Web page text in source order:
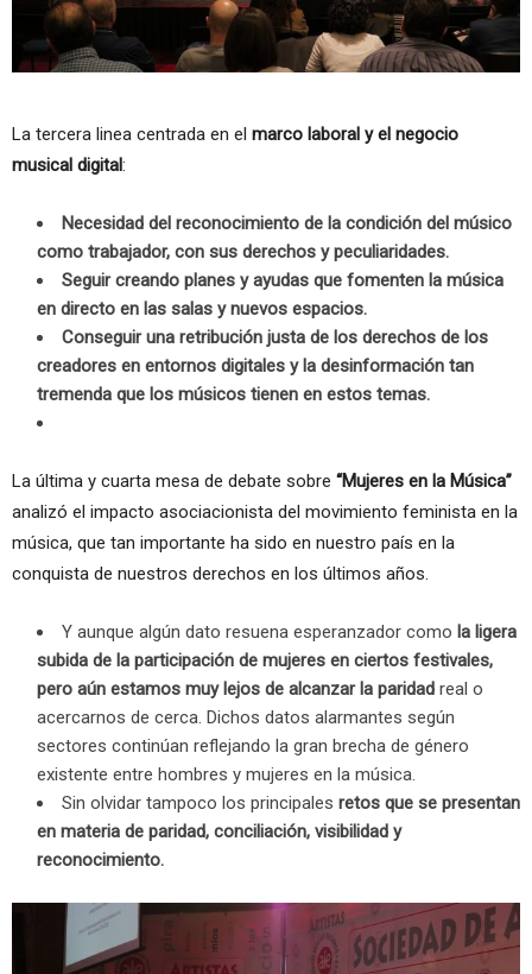
La tercera linea centrada en el marco laboral y el negocio
musical digital:
Necesidad del reconocimiento de la condición del músico
como trabajador, con sus derechos y peculiaridades.
Seguir creando planes y ayudas que fomenten la música
en directo en las salas y nuevos espacios.
Conseguir una retribución justa de los derechos de los
creadores en entornos digitales y la desinformación tan
tremenda que los músicos tienen en estos temas.
La última y cuarta mesa de debate sobre “Mujeres en la Música”
analizó el impacto asociacionista del movimiento feminista en la
música, que tan importante ha sido en nuestro país en la
conquista de nuestros derechos en los últimos años.
Y aunque algún dato resuena esperanzador como la ligera
subida de la participación de mujeres en ciertos festivales,
pero aún estamos muy lejos de alcanzar la paridad real o
acercarnos de cerca. Dichos datos alarmantes según
sectores continúan reflejando la gran brecha de género
existente entre hombres y mujeres en la música.
Sin olvidar tampoco los principales retos que se presentan
en materia de paridad, conciliación, visibilidad y
reconocimiento.